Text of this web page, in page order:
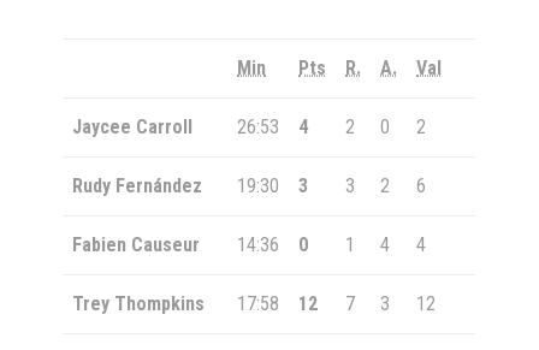
Min Pts R. A. Val
Jaycee Carroll 26:53 4 2 0 2
Rudy Fernández 19:30 3 3 2 6
Fabien Causeur 14:36 0 1 4 4
Trey Thompkins 17:58 12 7 3 12